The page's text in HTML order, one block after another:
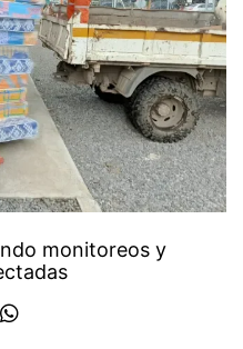
monitoreos y